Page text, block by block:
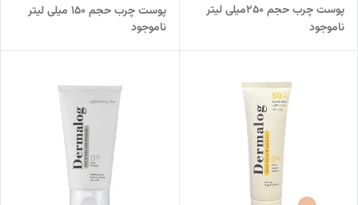
پوست چرب حجم 250میلی لیتر
ناموجود
پوست چرب حجم 150 میلی لیتر
ناموجود